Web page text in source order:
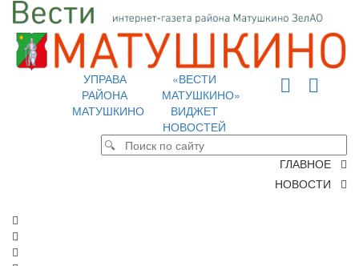
УПРАВА
РАЙОНА
МАТУШКИНО
«ВЕСТИ
МАТУШКИНО»
ВИДЖЕТ
НОВОСТЕЙ
ГЛАВНОЕ
НОВОСТИ